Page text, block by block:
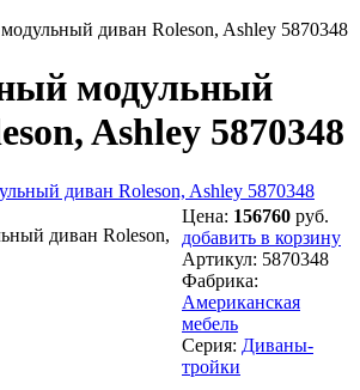
диван Roleson, Ashley 5870348
модульный
Ashley 5870348
диван Roleson,
Цена: 156760 руб.
добавить в корзину
Артикул: 5870348
Фабрика:
Американская
мебель
Серия: Диваны-
тройки